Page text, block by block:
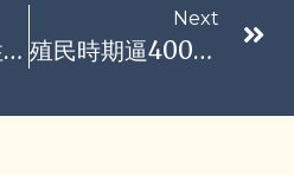
網紅孫生涉拍性影像遭訴 母親偷皮夾涉竊盜罪也起訴了
Next
殖民時期逼4000青少女植避孕器 丹麥總理向格陵蘭道歉